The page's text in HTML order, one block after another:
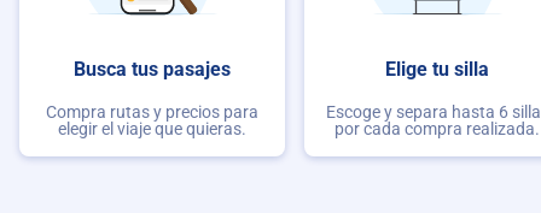
Busca tus pasajes
Compra rutas y precios para
elegir el viaje que quieras.
Elige tu silla
Escoge y separa hasta 6
por cada compra realizada.